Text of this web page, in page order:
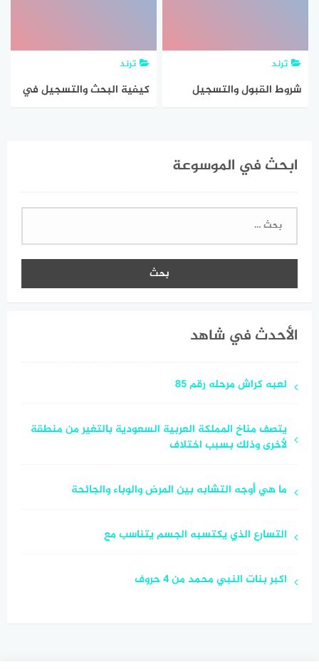
ترند
شروط القبول والتسجيل
ترند
كيفية البحث والتسجيل في
ابحث في الموسوعة
البحث
الأحدث في شاهد
لعبه كراش مرحله رقم 85
يتصف مناخ المملكة العربية السعودية بالتغير من منطقة
لأخرى وذلك بسبب اختلاف
ما هي أوجه التشابه بين المرض والوباء والجائحة
التسارع الذي يكتسبه الجسم يتناسب مع
اكبر بنات النبي محمد من 4 حروف